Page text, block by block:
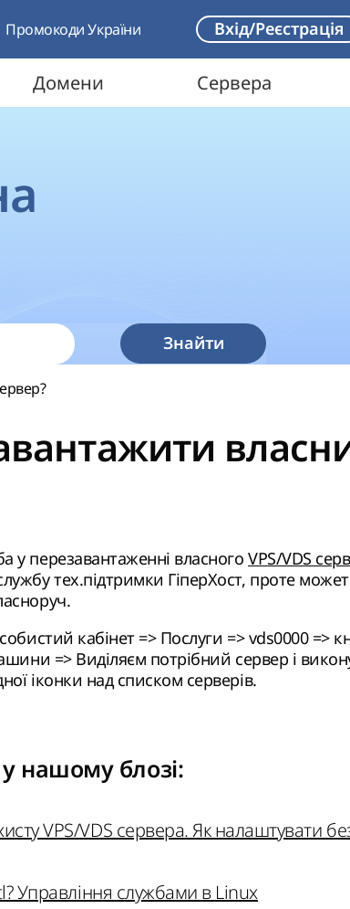
Промокоди України Вхід/Реєстрація
Домени Сервера
Знайти
у перезавантаженні власного VPS/VDS
тех.підтримки ГіперХост, проте
кабінет => Послуги => vds0000 =>
=> Виділяєм потрібний сервер і
іконки над списком серверів.
у нашому блозі:
VPS/VDS сервера. Як налаштувати
Управління службами в Linux